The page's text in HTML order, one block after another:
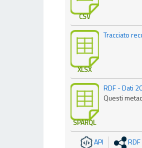
CSV
XLSX
Tracciato
SPARQL
RDF - Dati
Questi
API RDF